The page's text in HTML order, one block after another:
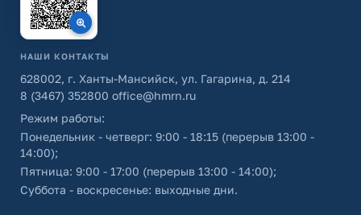
НАШИ КОНТАКТЫ
628002, г. Ханты-Мансийск, ул. Гагарина, д. 214
8 (3467) 352800 office@hmrn.ru
Режим работы:
Понедельник - четверг: 9:00 - 18:15 (перерыв 13:00 -
14:00);
Пятница: 9:00 - 17:00 (перерыв 13:00 - 14:00);
Суббота - воскресенье: выходные дни.